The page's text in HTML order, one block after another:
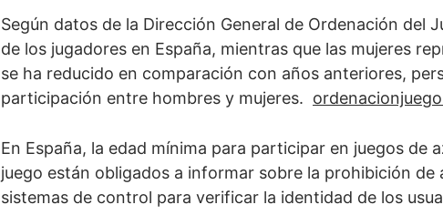
Según datos de la Dirección General de Ordenación del
de los jugadores en España, mientras que las mujeres
se ha reducido en comparación con años anteriores,
participación entre hombres y mujeres.
En España, la edad mínima para participar en juegos de
juego están obligados a informar sobre la prohibición
sistemas de control para verificar la identidad de los